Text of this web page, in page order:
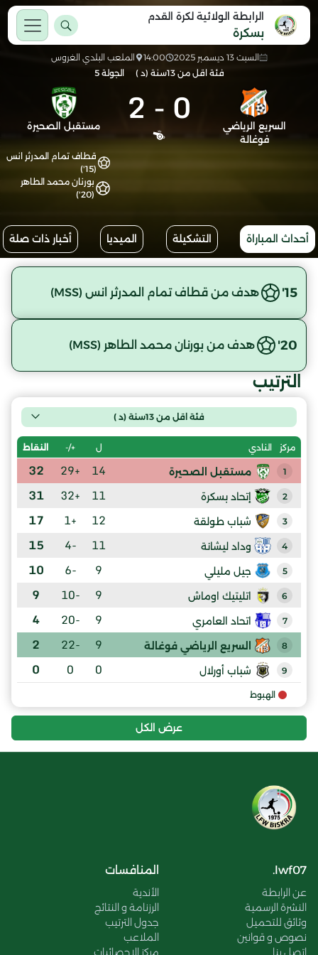
الرابطة الولائية لكرة القدم
بسكرة
السبت 13 ديسمبر 2025 14:00
الملعب البلدي الغروس
فئة اقل من 13سنة (د )
الجولة 5
السريع الرياضي
فوغالة
0
-
2 مستقبل الصحيرة
قطاف تمام المدرثر انس
(15')
بورنان محمد الطاهر
(20')
أحداث المباراة التشكيلة الميديا أخبار ذات صلة
15' هدف من قطاف تمام المدرثر انس (MSS)
20' هدف من بورنان محمد الطاهر (MSS)
الترتيب
فئة اقل من 13سنة (د )
مركز النادي ل +/- النقاط
1 مستقبل الصحيرة 14
+29
32
2 إتحاد بسكرة 11
+32
31
3 شباب طولقة 12
+1
17
4 وداد ليشانة 11
-4
15
5 جيل مليلي 9
-6
10
6 اتليتيك اوماش 9
-10
9
7 اتحاد العامري 9
-20
4
8 السريع الرياضي فوغالة 9
-22
2
9 شباب أورلال 0
0
0
الهبوط
عرض الكل
lwf07.
عن الرابطة
النشرة الرسمية
وثائق للتحميل
نصوص و قوانين
اتصل بنا
المنافسات
الأندية
الرزنامة و النتائج
جدول الترتيب
الملاعب
مركز الإحصائيات